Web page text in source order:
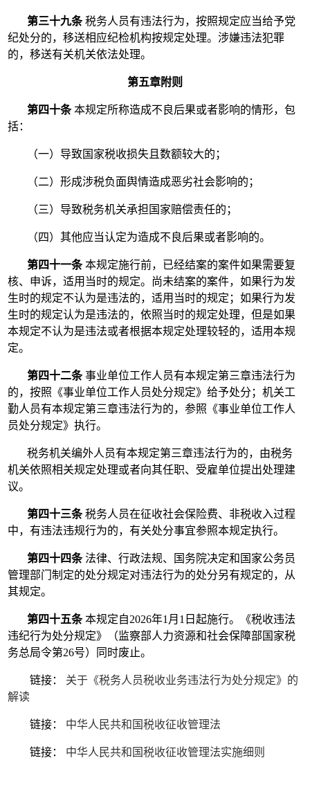
第三十九条税务人员有违法行为，按照规定应当给予党
纪处分的，移送相应纪检机构按规定处理。涉嫌违法犯罪
的，移送有关机关依法处理。
第五章附则
第四十条本规定所称造成不良后果或者影响的情形，包
括：
（一）导致国家税收损失且数额较大的；
（二）形成涉税负面舆情造成恶劣社会影响的；
（三）导致税务机关承担国家赔偿责任的；
（四）其他应当认定为造成不良后果或者影响的。
第四十一条本规定施行前，已经结案的案件如果需要复
核、申诉，适用当时的规定。尚未结案的案件，如果行为发
生时的规定不认为是违法的，适用当时的规定；如果行为发
生时的规定认为是违法的，依照当时的规定处理，但是如果
本规定不认为是违法或者根据本规定处理较轻的，适用本规
定。
第四十二条事业单位工作人员有本规定第三章违法行为
的，按照《事业单位工作人员处分规定》给予处分；机关工
勤人员有本规定第三章违法行为的，参照《事业单位工作人
员处分规定》执行。
税务机关编外人员有本规定第三章违法行为的，由税务
机关依照相关规定处理或者向其任职、受雇单位提出处理建
议。
第四十三条税务人员在征收社会保险费、非税收入过程
中，有违法违规行为的，有关处分事宜参照本规定执行。
第四十四条法律、行政法规、国务院决定和国家公务员
管理部门制定的处分规定对违法行为的处分另有规定的，从
其规定。
第四十五条本规定自2026年1月1日起施行。《税收违法
违纪行为处分规定》（监察部人力资源和社会保障部国家税
务总局令第26号）同时废止。
链接： 关于《税务人员税收业务违法行为处分规定》的
解读
链接： 中华人民共和国税收征收管理法
链接： 中华人民共和国税收征收管理法实施细则